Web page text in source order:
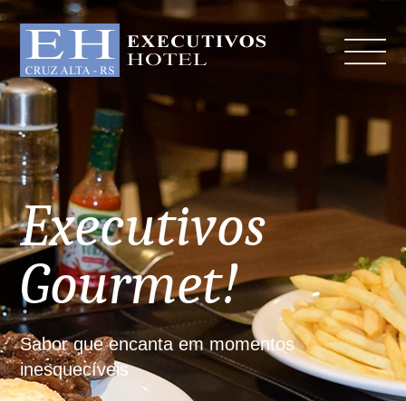
Executivos
Gourmet!
Sabor que encanta em momentos
inesquecíveis